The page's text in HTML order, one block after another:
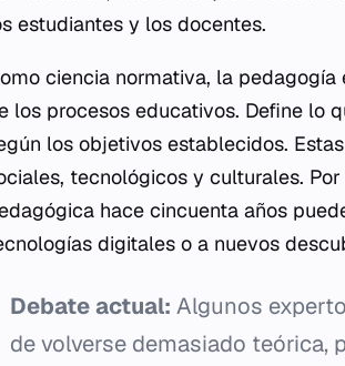
estudiantes y los docentes.
ciencia normativa, la
los procesos educativos. Define lo
los objetivos establecidos.
tecnológicos y culturales.
hace cincuenta años
digitales o a nuevos
Debate actual: Algunos
de volverse demasiado teórica,